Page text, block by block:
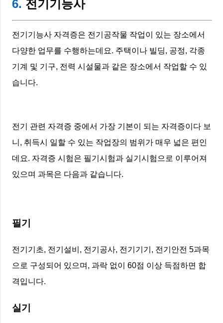
6. 전기기능사
전기기능사 자격증은 전기공작물 작업이 있는 장소에서
다양한 업무를 수행하는데요. 주택이나 빌딩, 공정, 각종
기계 및 기구, 전력 시설물과 같은 장소에서 작업할 수 있
습니다.
전기 관련 자격증 중에서 가장 기본이 되는 자격증이다 보
니, 취득시 일할 수 있는 작업장의 범위가 매우 넓은 편인
데요. 자격증 시험은 필기시험과 실기시험으로 이루어져
있으며 과목은 다음과 같습니다.
필기
전기기초, 전기설비, 전기공사, 전기기기, 전기안전 5과목
으로 구성되어 있으며, 과락 없이 60점 이상 득점하면 합
격입니다.
실기